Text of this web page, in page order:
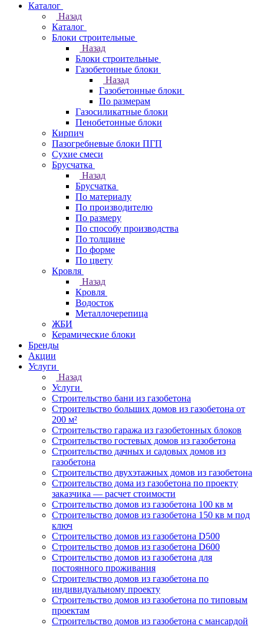
Каталог
Назад
Каталог
Блоки строительные
Назад
Блоки строительные
Газобетонные блоки
Назад
Газобетонные блоки
По размерам
Газосиликатные блоки
Пенобетонные блоки
Кирпич
Пазогребневые блоки ПГП
Сухие смеси
Брусчатка
Назад
Брусчатка
По материалу
По производителю
По размеру
По способу производства
По толщине
По форме
По цвету
Кровля
Назад
Кровля
Водосток
Металлочерепица
ЖБИ
Керамические блоки
Бренды
Акции
Услуги
Назад
Услуги
Строительство бани из газобетона
Строительство больших домов из газобетона от
200 м²
Строительство гаража из газобетонных блоков
Строительство гостевых домов из газобетона
Строительство дачных и садовых домов из
газобетона
Строительство двухэтажных домов из газобетона
Строительство дома из газобетона по проекту
заказчика — расчет стоимости
Строительство домов из газобетона 100 кв м
Строительство домов из газобетона 150 кв м под
ключ
Строительство домов из газобетона D500
Строительство домов из газобетона D600
Строительство домов из газобетона для
постоянного проживания
Строительство домов из газобетона по
индивидуальному проекту
Строительство домов из газобетона по типовым
проектам
Строительство домов из газобетона с мансардой